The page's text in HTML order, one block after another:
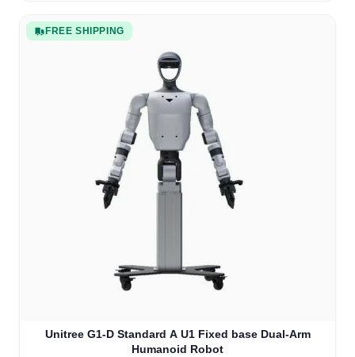
FREE SHIPPING
Unitree G1-D Standard A U1 Fixed base Dual-Arm
Humanoid Robot